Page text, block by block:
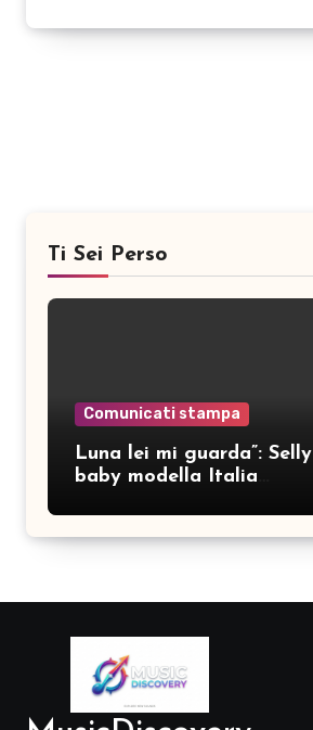
Ti Sei Perso
Comunicati stampa
Luna lei mi guarda”: Selly
baby modella Italia